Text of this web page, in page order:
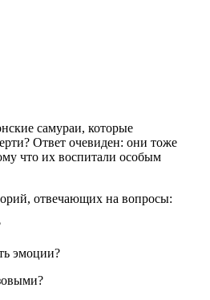
самураи, которые
Ответ очевиден: они тоже
что их воспитали особым
отвечающих на вопросы:
эмоции?